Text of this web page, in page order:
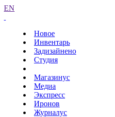
EN
Новое
Инвентарь
Задизайнено
Студия
Магазинус
Медиа
Экспресс
Иронов
Журналус